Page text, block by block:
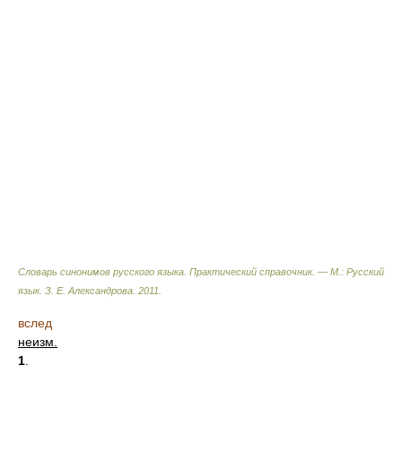
Словарь синонимов русского языка. Практический справочник. — М.: Русский
язык. З. Е. Александрова 2011
вслед
неизм.
1